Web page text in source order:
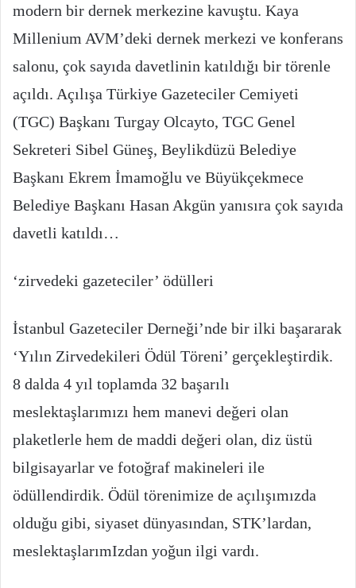
modern bir dernek merkezine kavuştu. Kaya
Millenium AVM’deki dernek merkezi ve konferans
salonu, çok sayıda davetlinin katıldığı bir törenle
açıldı. Açılışa Türkiye Gazeteciler Cemiyeti
(TGC) Başkanı Turgay Olcayto, TGC Genel
Sekreteri Sibel Güneş, Beylikdüzü Belediye
Başkanı Ekrem İmamoğlu ve Büyükçekmece
Belediye Başkanı Hasan Akgün yanısıra çok sayıda
davetli katıldı…
‘zirvedeki gazeteciler’ ödülleri
İstanbul Gazeteciler Derneği’nde bir ilki başararak
‘Yılın Zirvedekileri Ödül Töreni’ gerçekleştirdik.
8 dalda 4 yıl toplamda 32 başarılı
meslektaşlarımızı hem manevi değeri olan
plaketlerle hem de maddi değeri olan, diz üstü
bilgisayarlar ve fotoğraf makineleri ile
ödüllendirdik. Ödül törenimize de açılışımızda
olduğu gibi, siyaset dünyasından, STK’lardan,
meslektaşlarımIzdan yoğun ilgi vardı.